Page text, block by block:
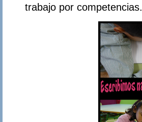
trabajo por competencias.